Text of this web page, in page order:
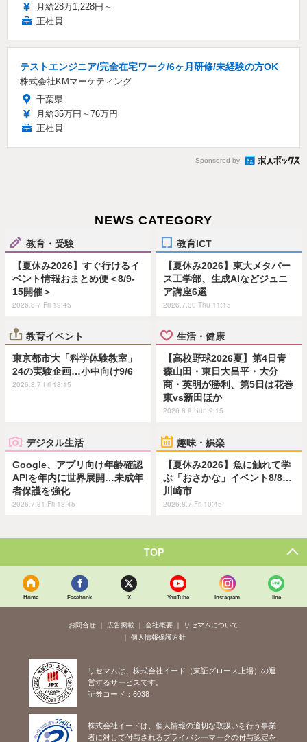
月給28万1,228円～
正社員
テストエンジニア/完全在宅ワーク/6ヶ月研修/未経験の方OK
株式会社KMマーケティング
千葉県
月給35万円～76万円
正社員
Sponsored by
NEWS CATEGORY
教育・受験
【夏休み2026】すぐ行けるイ
ベント情報おまとめ便＜8/9-
15開催＞
2026.8.7 Fri 19:45
教育ICT
【夏休み2026】東大メタバー
ス工学部、生成AIなどジュニ
ア講座6選
2026.7.30 Thu 11:15
教育イベント
東京都市大「科学体験教室」
24の実験企画…小中向け9/6
2026.8.7 Fri 18:15
生活・健康
【高校野球2026夏】第4日青
森山田・東日大昌平・大分
商・英明が勝利、第5日は花巻
東vs新田ほか
2026.8.9 Sun 9:15
デジタル生活
Google、アプリ向け年齢確認
APIを年内に世界展開…未成年
者保護を強化
2026.7.31 Fri 13:45
趣味・娯楽
【夏休み2026】魚に触れて学
ぶ「おさかな」イベント8/8…
川崎市
2026.8.7 Fri 10:45
TOP
Home Facebook X YouTube Instagram line
お問合せ 広告掲載 会社概要
リセマムについて
個人情報保護方針
リセマムは、株式会社イード（東証グロース上場）の運
営するサービスです。
証券コード：6038
株式会社イードは、個人情報の適切な取扱いを行う事業
者に対して付与されるプライバシーマークの付与認定を